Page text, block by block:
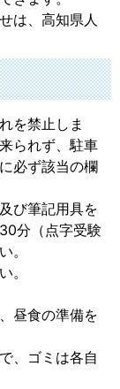
は、高知県人
を禁止しま
られず、駐車
必ず該当の欄
び筆記用具を
分（点字受験
。
。
昼食の準備を
、ゴミは各自